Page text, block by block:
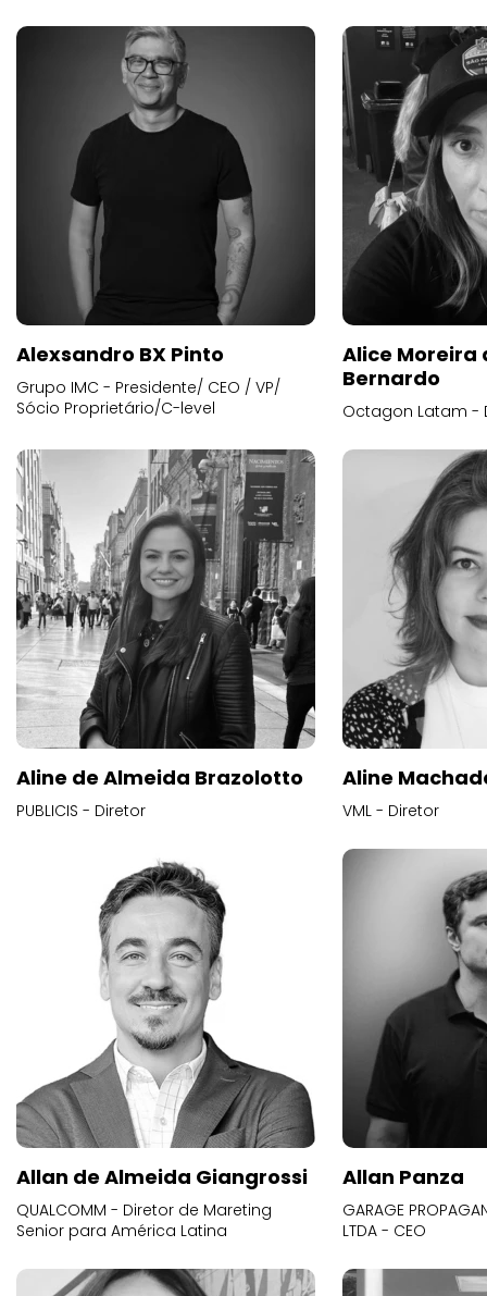
Alexsandro BX Pinto
Grupo IMC - Presidente/ CEO / VP/
Sócio Proprietário/C-level
Alice
Bernardo
Octagon Latam -
Aline de Almeida Brazolotto
PUBLICIS - Diretor
Aline
VML - Diretor
Allan de Almeida Giangrossi
QUALCOMM - Diretor de Mareting
Senior para América Latina
Allan Panza
GARAGE
LTDA - CEO